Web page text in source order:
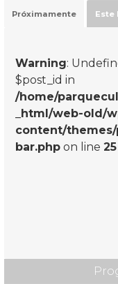
Próximamente Este
Warning:
$post_id in
/home/
_html/web-old/
content/
bar.php on line25